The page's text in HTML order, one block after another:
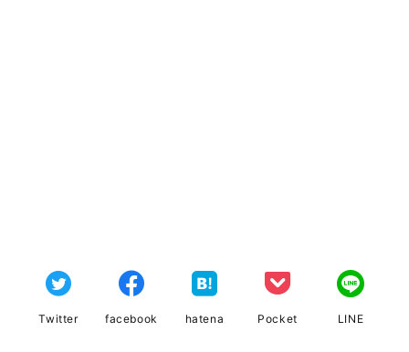
Twitter facebook hatena Pocket LINE